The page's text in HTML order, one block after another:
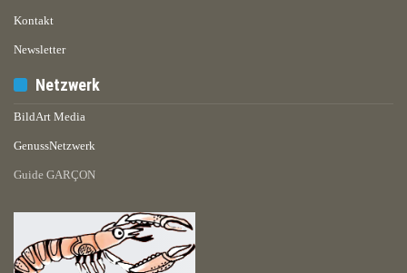
Kontakt
Newsletter
Netzwerk
BildArt Media
GenussNetzwerk
Guide GARÇON